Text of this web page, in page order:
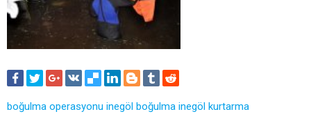
boğulma operasyonu inegöl boğulma inegöl kurtarma